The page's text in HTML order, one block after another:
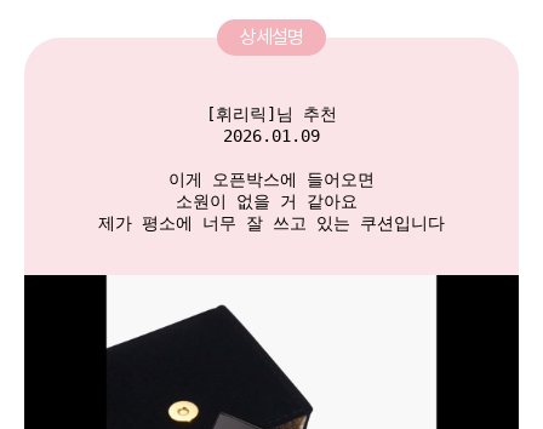
상세설명
[휘리릭]님 추천
2026.01.09
이게 오픈박스에 들어오면
소원이 없을 거 같아요
제가 평소에 너무 잘 쓰고 있는 쿠션입니다